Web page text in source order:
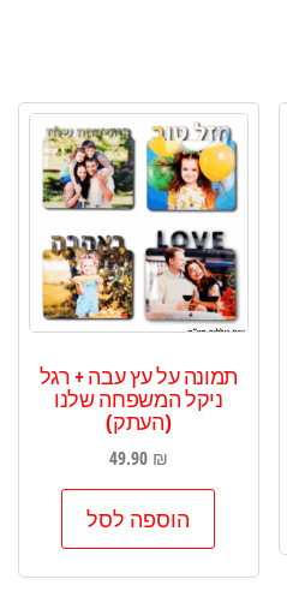
תמונה על עץ עבה + רגל
ניקל המשפחה שלנו
(העתק)
49.90 ₪
הוספה לסל